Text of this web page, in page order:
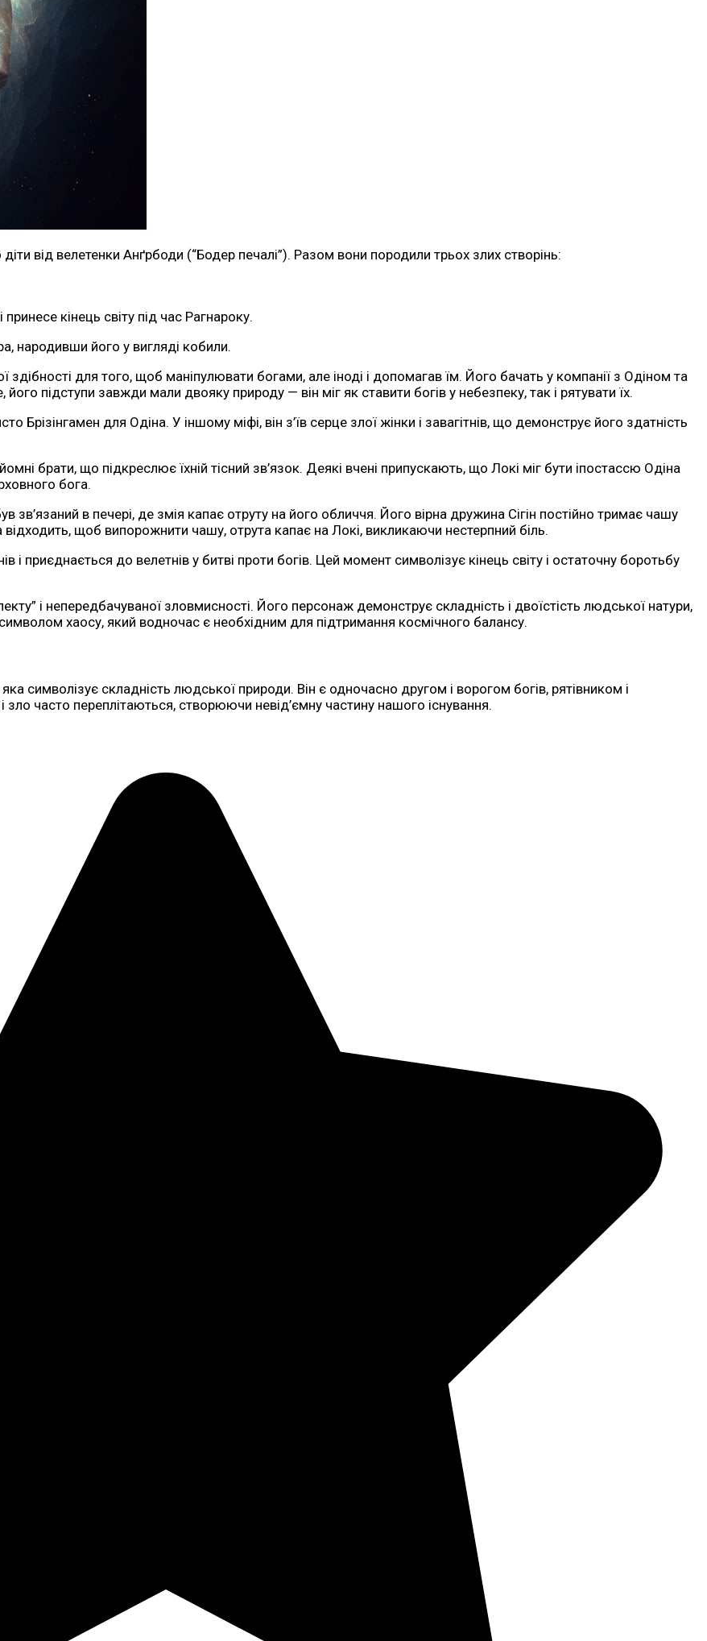
від велетенки Анґрбоди (“Бодер печалі”). Разом вони породили трьох злих створінь:
кінець світу під час Рагнароку.
народивши його у вигляді кобили.
для того, щоб маніпулювати богами, але іноді і допомагав їм. Його бачать у компанії з Одіном та
підступи завжди мали двояку природу — він міг як ставити богів у небезпеку, так і рятувати їх.
для Одіна. У іншому міфі, він з’їв серце злої жінки і завагітнів, що демонструє його здатність
брати, що підкреслює їхній тісний зв’язок. Деякі вчені припускають, що Локі міг бути іпостассю Одіна
бога.
зв’язаний в печері, де змія капає отруту на його обличчя. Його вірна дружина Сігін постійно тримає чашу
щоб випорожнити чашу, отрута капає на Локі, викликаючи нестерпний біль.
і приєднається до велетнів у битві проти богів. Цей момент символізує кінець світу і остаточну боротьбу
і непередбачуваної зловмисності. Його персонаж демонструє складність і двоїстість людської натури,
хаосу, який водночас є необхідним для підтримання космічного балансу.
символізує складність людської природи. Він є одночасно другом і ворогом богів, рятівником і
часто переплітаються, створюючи невід’ємну частину нашого існування.